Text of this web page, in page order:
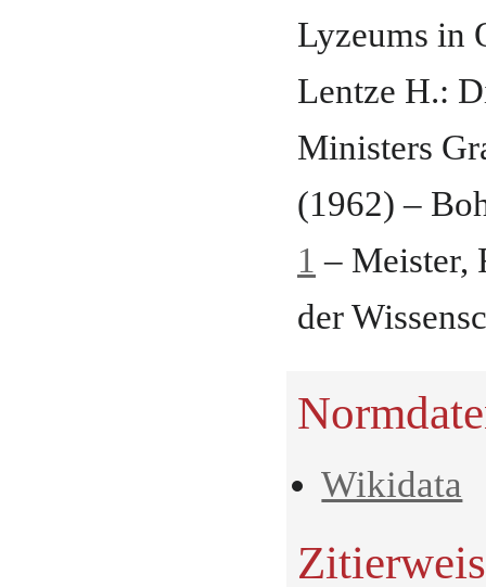
Lyzeums in
Lentze H.:
Ministers
(1962) –
1 – Meister,
der
Wikidata